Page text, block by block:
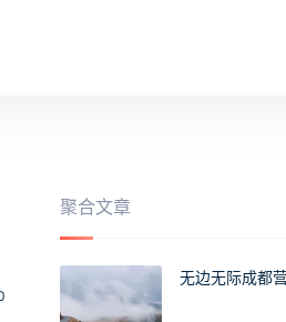
聚合文章
无边无际成都